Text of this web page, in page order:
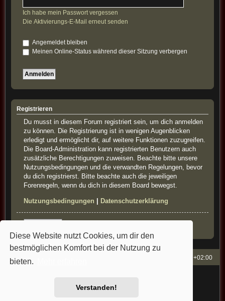
Diese Website nutzt Cookies, um dir den
bestmöglichen Komfort bei der Nutzung zu
bieten.
Verstanden!
Ich habe mein Passwort vergessen
Die Aktivierungs-E-Mail erneut senden
Angemeldet bleiben
Meinen Online-Status während dieser Sitzung verbergen
Registrieren
Du musst in diesem Forum registriert sein, um dich anmelden
zu können. Die Registrierung ist in wenigen Augenblicken
erledigt und ermöglicht dir, auf weitere Funktionen zuzugreifen.
Die Board-Administration kann registrierten Benutzern auch
zusätzliche Berechtigungen zuweisen. Beachte bitte unsere
Nutzungsbedingungen und die verwandten Regelungen, bevor
du dich registrierst. Bitte beachte auch die jeweiligen
Forenregeln, wenn du dich in diesem Board bewegst.
Nutzungsbedingungen Datenschutzerklärung
French-Classics UTC+02:00
Deutsche Übersetzung durchphpBB.de